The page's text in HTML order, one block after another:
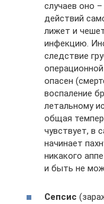
случаев оно
действий
лижет и
инфекцию.
следствие
опасен
воспаление
летальному
общая
чувствует, в
начинает
никакого
и быть не
Сепсис